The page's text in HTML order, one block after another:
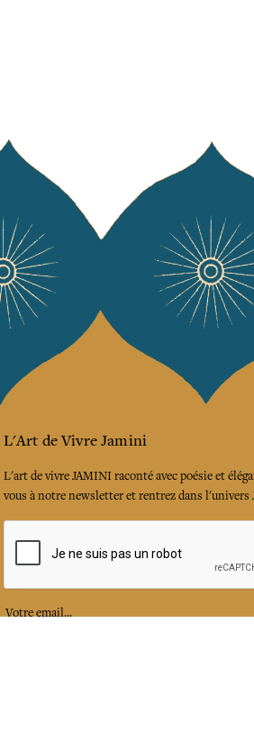
L'Art de Vivre Jamini
L'art de vivre JAMINI raconté avec poésie et
vous à notre newsletter et rentrez dans l'univers